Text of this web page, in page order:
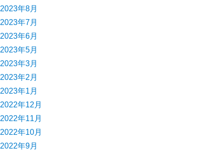
2023年8月
2023年7月
2023年6月
2023年5月
2023年3月
2023年2月
2023年1月
2022年12月
2022年11月
2022年10月
2022年9月